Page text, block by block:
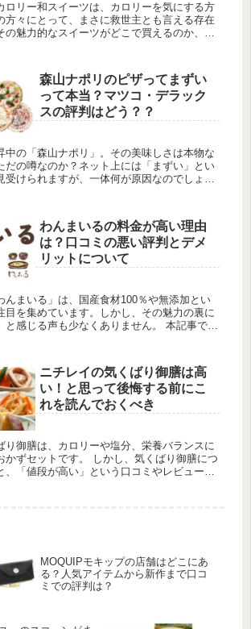
ロリー和スイーツは、カロリーを気にする方
方々にとって、まさに救世主とも言える存在
の魅力的なスイーツがどこで買えるのか、正
森山ナポリのピザってまずい
って本当？マツコ・デラック
スの評判はどう？？
中の「森山ナポリ」。その美味しさは本物な
だの噂なのか？ネット上には「まずい」とい
受けられますが、一体何が原因なのでしょう
わんまいるの料金が高い理由
は？口コミの悪い評判とデメ
リットについて
んまいる」は、国産食材100％や無添加とい
目を集めています。しかし、その魅力の裏に
と感じる声も少なくありません。 本記事で
ニチレイの気くばり御膳は高
い！と思って後悔する前にこ
れを読んでおくべき
り御膳は、カロリーや塩分、栄養バランスに
かずセットです。 しかし、気くばり御膳につ
、「値段が高い」という口コミやレビューが
MOQUIPモキップの店舗はどこにあ
る？人気アイテムから新作まで口コ
ミでの評判は？